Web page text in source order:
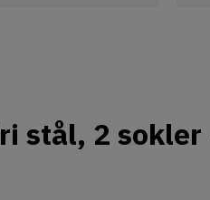
stål, 2